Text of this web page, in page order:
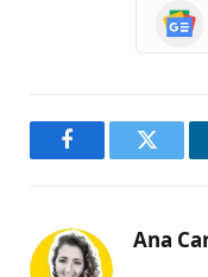
FacebookTwitter
Ana